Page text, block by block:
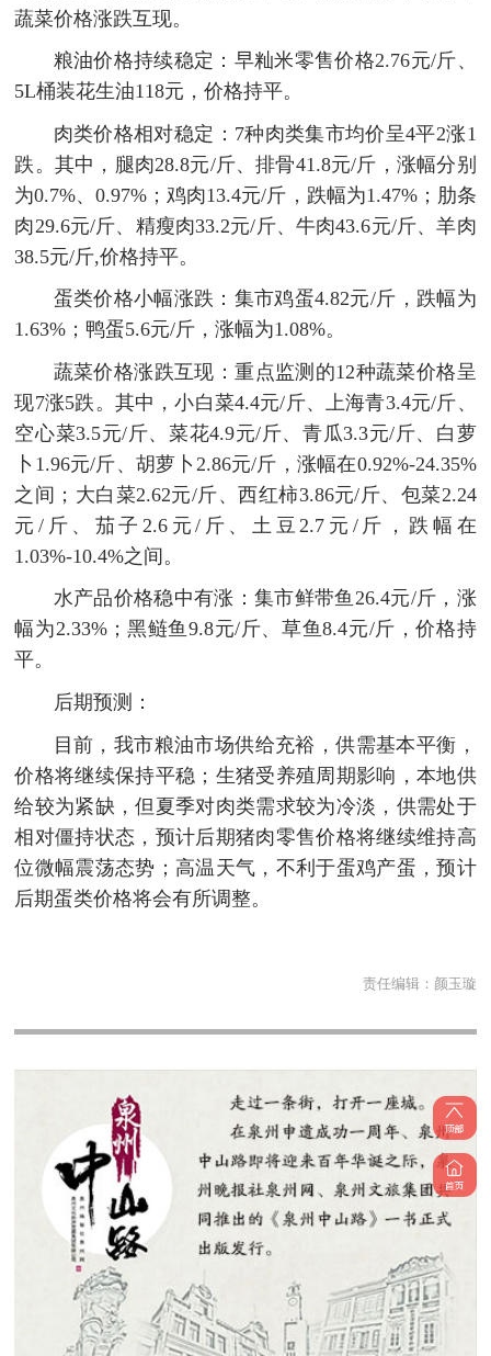
蔬菜价格涨跌互现。
粮油价格持续稳定：早籼米零售价格2.76元/斤、
5L桶装花生油118元，价格持平。
肉类价格相对稳定：7种肉类集市均价呈4平2涨1
跌。其中，腿肉28.8元/斤、排骨41.8元/斤，涨幅分别
为0.7%、0.97%；鸡肉13.4元/斤，跌幅为1.47%；肋条
肉29.6元/斤、精瘦肉33.2元/斤、牛肉43.6元/斤、羊肉
38.5元/斤,价格持平。
蛋类价格小幅涨跌：集市鸡蛋4.82元/斤，跌幅为
1.63%；鸭蛋5.6元/斤，涨幅为1.08%。
蔬菜价格涨跌互现：重点监测的12种蔬菜价格呈
现7涨5跌。其中，小白菜4.4元/斤、上海青3.4元/斤、
空心菜3.5元/斤、菜花4.9元/斤、青瓜3.3元/斤、白萝
卜1.96元/斤、胡萝卜2.86元/斤，涨幅在0.92%-24.35%
之间；大白菜2.62元/斤、西红柿3.86元/斤、包菜2.24
元/斤、茄子2.6元/斤、土豆2.7元/斤，跌幅在
1.03%-10.4%之间。
水产品价格稳中有涨：集市鲜带鱼26.4元/斤，涨
幅为2.33%；黑鲢鱼9.8元/斤、草鱼8.4元/斤，价格持
平。
后期预测：
目前，我市粮油市场供给充裕，供需基本平衡，
价格将继续保持平稳；生猪受养殖周期影响，本地供
给较为紧缺，但夏季对肉类需求较为冷淡，供需处于
相对僵持状态，预计后期猪肉零售价格将继续维持高
位微幅震荡态势；高温天气，不利于蛋鸡产蛋，预计
后期蛋类价格将会有所调整。
责任编辑： 颜玉璇